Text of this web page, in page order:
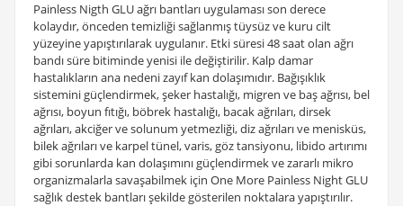
Painless Nigth GLU ağrı bantları uygulaması son derece
kolaydır, önceden temizliği sağlanmış tüysüz ve kuru cilt
yüzeyine yapıştırılarak uygulanır. Etki süresi 48 saat olan ağrı
bandı süre bitiminde yenisi ile değiştirilir. Kalp damar
hastalıkların ana nedeni zayıf kan dolaşımıdır. Bağışıklık
sistemini güçlendirmek, şeker hastalığı, migren ve baş ağrısı, bel
ağrısı, boyun fıtığı, böbrek hastalığı, bacak ağrıları, dirsek
ağrıları, akciğer ve solunum yetmezliği, diz ağrıları ve menisküs,
bilek ağrıları ve karpel tünel, varis, göz tansiyonu, libido artırımı
gibi sorunlarda kan dolaşımını güçlendirmek ve zararlı mikro
organizmalarla savaşabilmek için One More Painless Night GLU
sağlık destek bantları şekilde gösterilen noktalara yapıştırılır.